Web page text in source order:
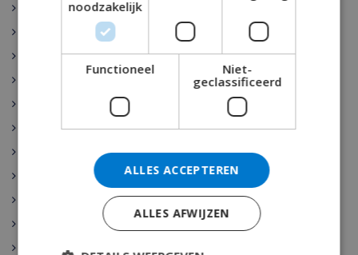
Sant Josep de sa Talaia
Vidreres
Santa Cristina de Aro
Pollensa
Cala Vadella
noodzakelijk
Functioneel
Niet-
geclassificeerd
ALLES ACCEPTEREN
ALLES AFWIJZEN